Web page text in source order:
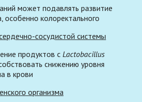
может подавлять развитие
особенно колоректального
сосудистой системы
продуктов с Lactobacillus
снижению уровня
в крови
организма